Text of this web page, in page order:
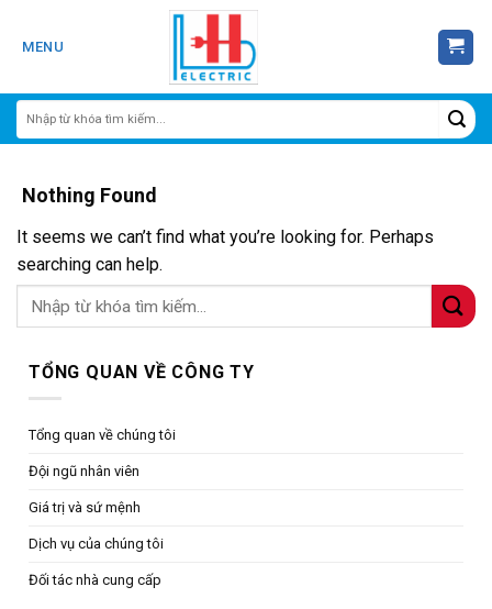
MENU
Nothing Found
It seems we can’t find what you’re looking for. Perhaps
searching can help.
TỔNG QUAN VỀ CÔNG TY
Tổng quan về chúng tôi
Đội ngũ nhân viên
Giá trị và sứ mệnh
Dịch vụ của chúng tôi
Đối tác nhà cung cấp